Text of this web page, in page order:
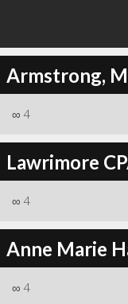
Armstrong,
∞ 4
Lawrimore
∞ 4
Anne Marie
∞ 4